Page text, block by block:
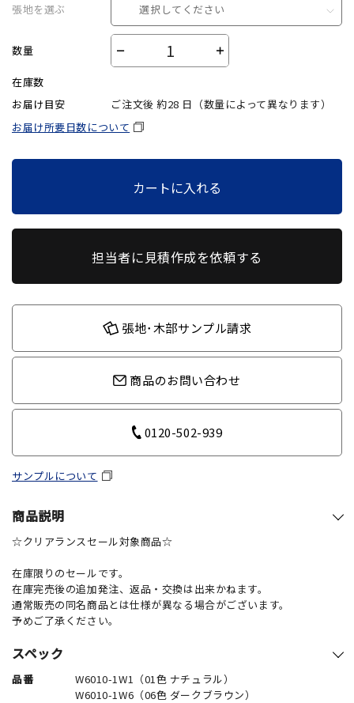
張地を選ぶ 選択してください
数量 － ＋
在庫数
お届け目安
ご注文後 約28 日（数量によって異なります）
お届け所要日数について
カートに入れる
担当者に見積作成を依頼する
張地･木部サンプル請求
商品のお問い合わせ
0120-502-939
サンプルについて
商品説明
☆クリアランスセール対象商品☆
在庫限りのセールです。
在庫完売後の追加発注、返品・交換は出来かねます。
通常販売の同名商品とは仕様が異なる場合がございます。
予めご了承ください。
スペック
品番
W6010-1W1（01色 ナチュラル）
W6010-1W6（06色 ダークブラウン）